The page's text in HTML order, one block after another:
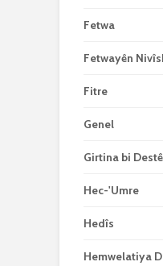
Fetwa
Fetwayên
Fitre
Genel
Girtina bi
Hec-'Umre
Hedîs
Hemwelatiya